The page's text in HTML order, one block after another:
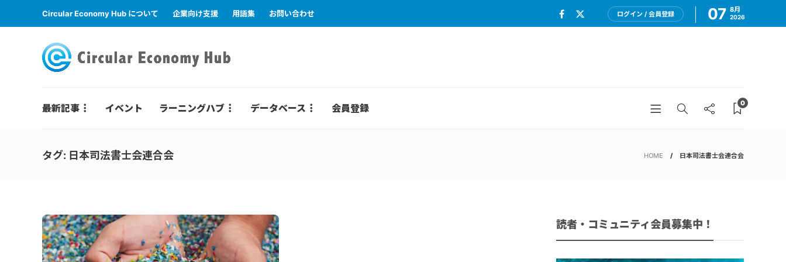
Circular Economy Hub について 企業向け支援 用語集 お問い合わせ ログイン / 会員登録 07 8月
2026
最新記事 イベント ラーニングハブ データベース 会員登録 0
タグ: 日本司法書士会連合会 HOME 日本司法書士会連合会
読者・コミュニティ会員募集中！